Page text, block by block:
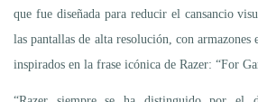
que fue diseñada para reducir el cansancio
las pantallas de alta resolución, con armazones
inspirados en la frase icónica de Razer: “For